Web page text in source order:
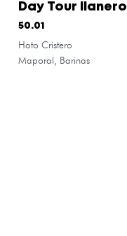
Day Tour llanero
50.01
Hato Cristero
Maporal, Barinas